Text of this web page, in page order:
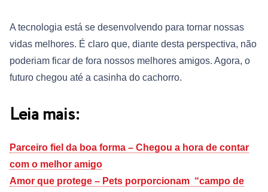
A tecnologia está se desenvolvendo para tornar nossas
vidas melhores. É claro que, diante desta perspectiva, não
poderiam ficar de fora nossos melhores amigos. Agora, o
futuro chegou até a casinha do cachorro.
Leia mais:
Parceiro fiel da boa forma – Chegou a hora de contar
com o melhor amigo
Amor que protege – Pets porporcionam “campo de